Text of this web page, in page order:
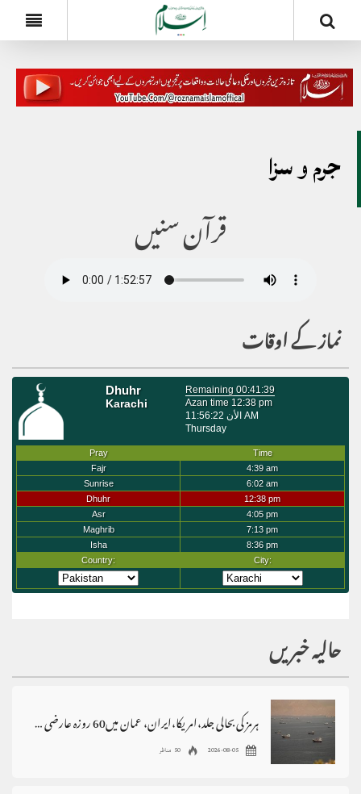
جرم و سزا
قرآن سنیں
نماز کے اوقات
حالیہ خبریں
ہرمز کی بحالی جلد،امریکا،ایران، عمان میں60 روزہ عارضی معاہدہ
2026-08-05 50 مناظر